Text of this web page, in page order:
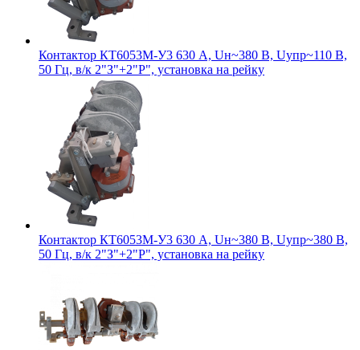
Контактор КТ6053М-У3 630 А, Uн~380 В, Uупр~110 В,
50 Гц, в/к 2"З"+2"Р", установка на рейку
Контактор КТ6053М-У3 630 А, Uн~380 В, Uупр~380 В,
50 Гц, в/к 2"З"+2"Р", установка на рейку